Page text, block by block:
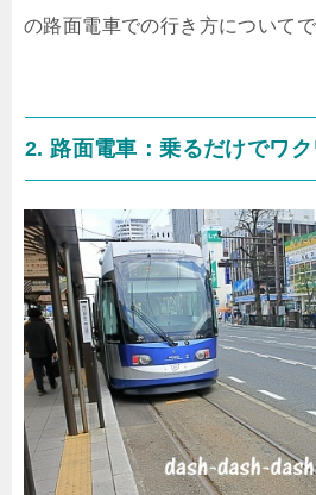
の路面電車での行き方についてで
2. 路面電車：乗るだけでワク